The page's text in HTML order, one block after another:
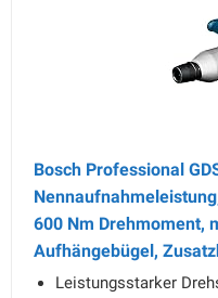
Bosch Professional
600 Nm Drehmoment,
Aufhängebügel,
Leistungsstarker